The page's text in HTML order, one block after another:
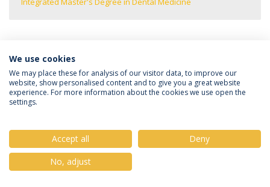
Privacy Policy Terms & Conditions Rights of Data Subjects
© 2026 Universidade Católica Portuguesa
We use cookies
We may place these for analysis of our visitor data, to improve our
website, show personalised content and to give you a great website
experience. For more information about the cookies we use open the
settings.
Accept all
Deny
No, adjust